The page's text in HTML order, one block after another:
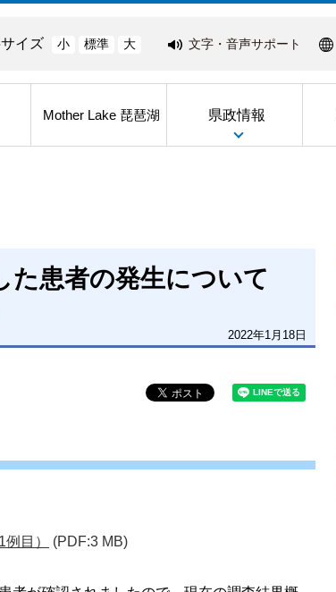
イズ 小 標準 大 文字・音声サポート
Mother Lake 琵琶湖 県政情報
た患者の発生について
2022年1月18日
目） (PDF:3 MB)